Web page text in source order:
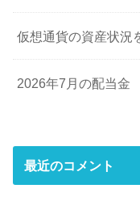
仮想通貨の資産状況
2026年7月の配当金
最近のコメント